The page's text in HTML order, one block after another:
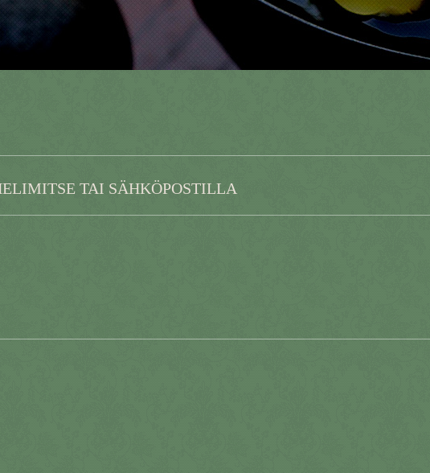
TAI SÄHKÖPOSTILLA